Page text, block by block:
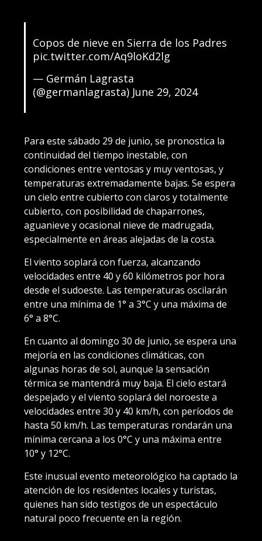
Copos de nieve en Sierra de los Padres ️
pic.twitter.com/Aq9loKd2lg
— Germán Lagrasta
(@germanlagrasta) June 29, 2024
Para este sábado 29 de junio, se pronostica la
continuidad del tiempo inestable, con
condiciones entre ventosas y muy ventosas, y
temperaturas extremadamente bajas. Se espera
un cielo entre cubierto con claros y totalmente
cubierto, con posibilidad de chaparrones,
aguanieve y ocasional nieve de madrugada,
especialmente en áreas alejadas de la costa.
El viento soplará con fuerza, alcanzando
velocidades entre 40 y 60 kilómetros por hora
desde el sudoeste. Las temperaturas oscilarán
entre una mínima de 1° a 3°C y una máxima de
6° a 8°C.
En cuanto al domingo 30 de junio, se espera una
mejoría en las condiciones climáticas, con
algunas horas de sol, aunque la sensación
térmica se mantendrá muy baja. El cielo estará
despejado y el viento soplará del noroeste a
velocidades entre 30 y 40 km/h, con períodos de
hasta 50 km/h. Las temperaturas rondarán una
mínima cercana a los 0°C y una máxima entre
10° y 12°C.
Este inusual evento meteorológico ha captado la
atención de los residentes locales y turistas,
quienes han sido testigos de un espectáculo
natural poco frecuente en la región.